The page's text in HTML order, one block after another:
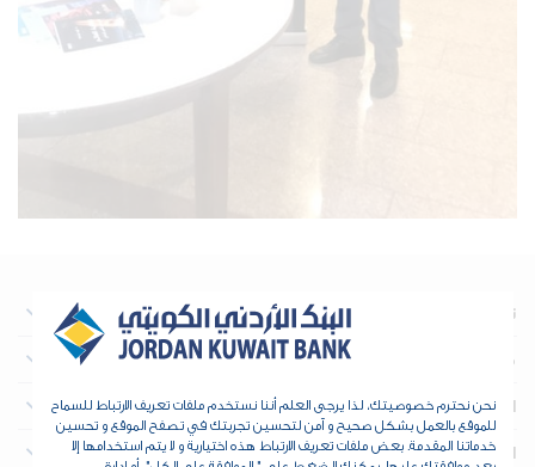
نبذة عن البنك
معلومات تهم المستثمرين
العقارات
الخزينة والمؤسسات المالية
نحن نحترم خصوصيتك، لذا يرجى العلم أننا نستخدم ملفات تعريف الارتباط للسماح
للموقع بالعمل بشكل صحيح و آمن لتحسين تجربتك في تصفح الموقع و تحسين
خدماتنا المقدمة. بعض ملفات تعريف الارتباط هذه اختيارية و لا يتم استخدامها إلا